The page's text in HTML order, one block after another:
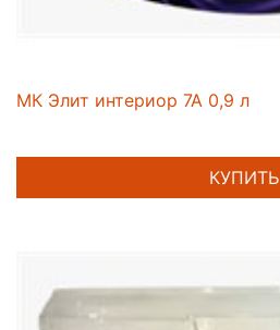
МК Элит интериор 7А 0,9 л
КУПИТЬ